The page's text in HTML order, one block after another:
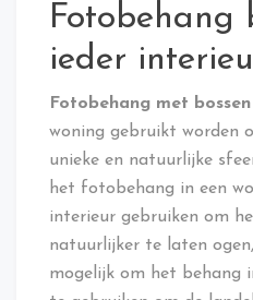
Fotobehang
ieder
Fotobehang met bossen
woning gebruikt worden
unieke en natuurlijke
het fotobehang in een
interieur gebruiken om
natuurlijker te laten
mogelijk om het behang